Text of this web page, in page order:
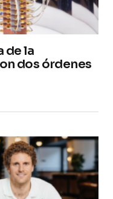
de la
dos órdenes